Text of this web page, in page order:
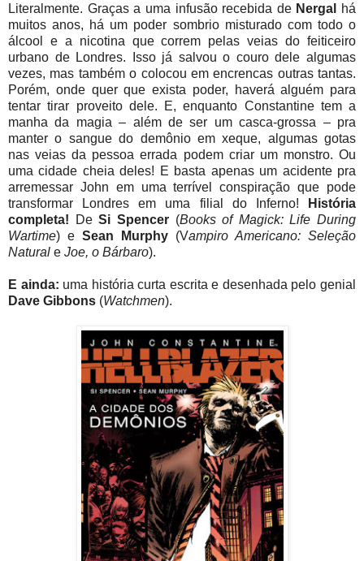
Literalmente. Graças a uma infusão recebida de Nergal
há
muitos anos, há um poder sombrio misturado com todo o
álcool e a nicotina que correm pelas veias do feiticeiro
urbano de Londres. Isso já salvou o couro dele algumas
vezes, mas também o colocou em encrencas outras tantas.
Porém, onde quer que exista poder, haverá alguém para
tentar tirar proveito dele. E, enquanto Constantine tem a
manha da magia – além de ser um casca-grossa – pra
manter o sangue do demônio em xeque, algumas gotas
nas veias da pessoa errada podem criar um monstro. Ou
uma cidade cheia deles! E basta apenas um acidente pra
arremessar John em uma terrível conspiração que pode
transformar Londres em uma filial do Inferno!
História
completa! DeSi Spencer(Books of Magick: Life During
Wartime) e Sean Murphy (Vampiro Americano: Seleção
Natural e Joe, o Bárbaro).
E ainda: uma história curta escrita e desenhada pelo genial
Dave Gibbons (Watchmen).